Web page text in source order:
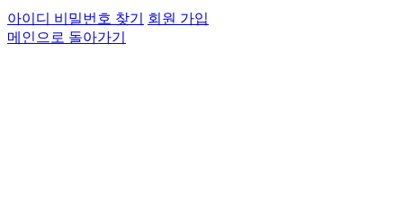
아이디 비밀번호 찾기
회원 가입
메인으로 돌아가기